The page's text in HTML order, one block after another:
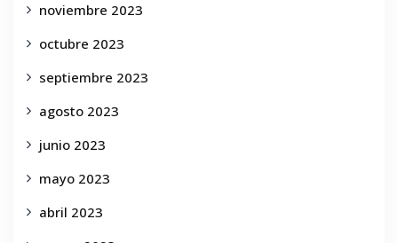
noviembre 2023
octubre 2023
septiembre 2023
agosto 2023
junio 2023
mayo 2023
abril 2023